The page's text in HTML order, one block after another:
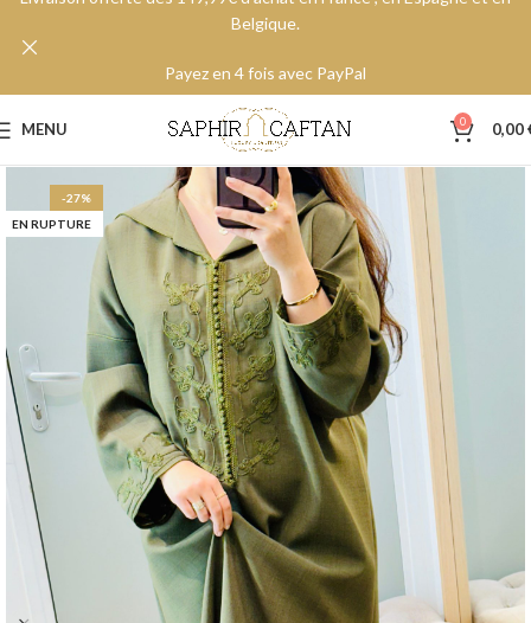
MENU 0 0,00
-27%
EN RUPTURE
Belgique.
Payez en 4 fois avec PayPal